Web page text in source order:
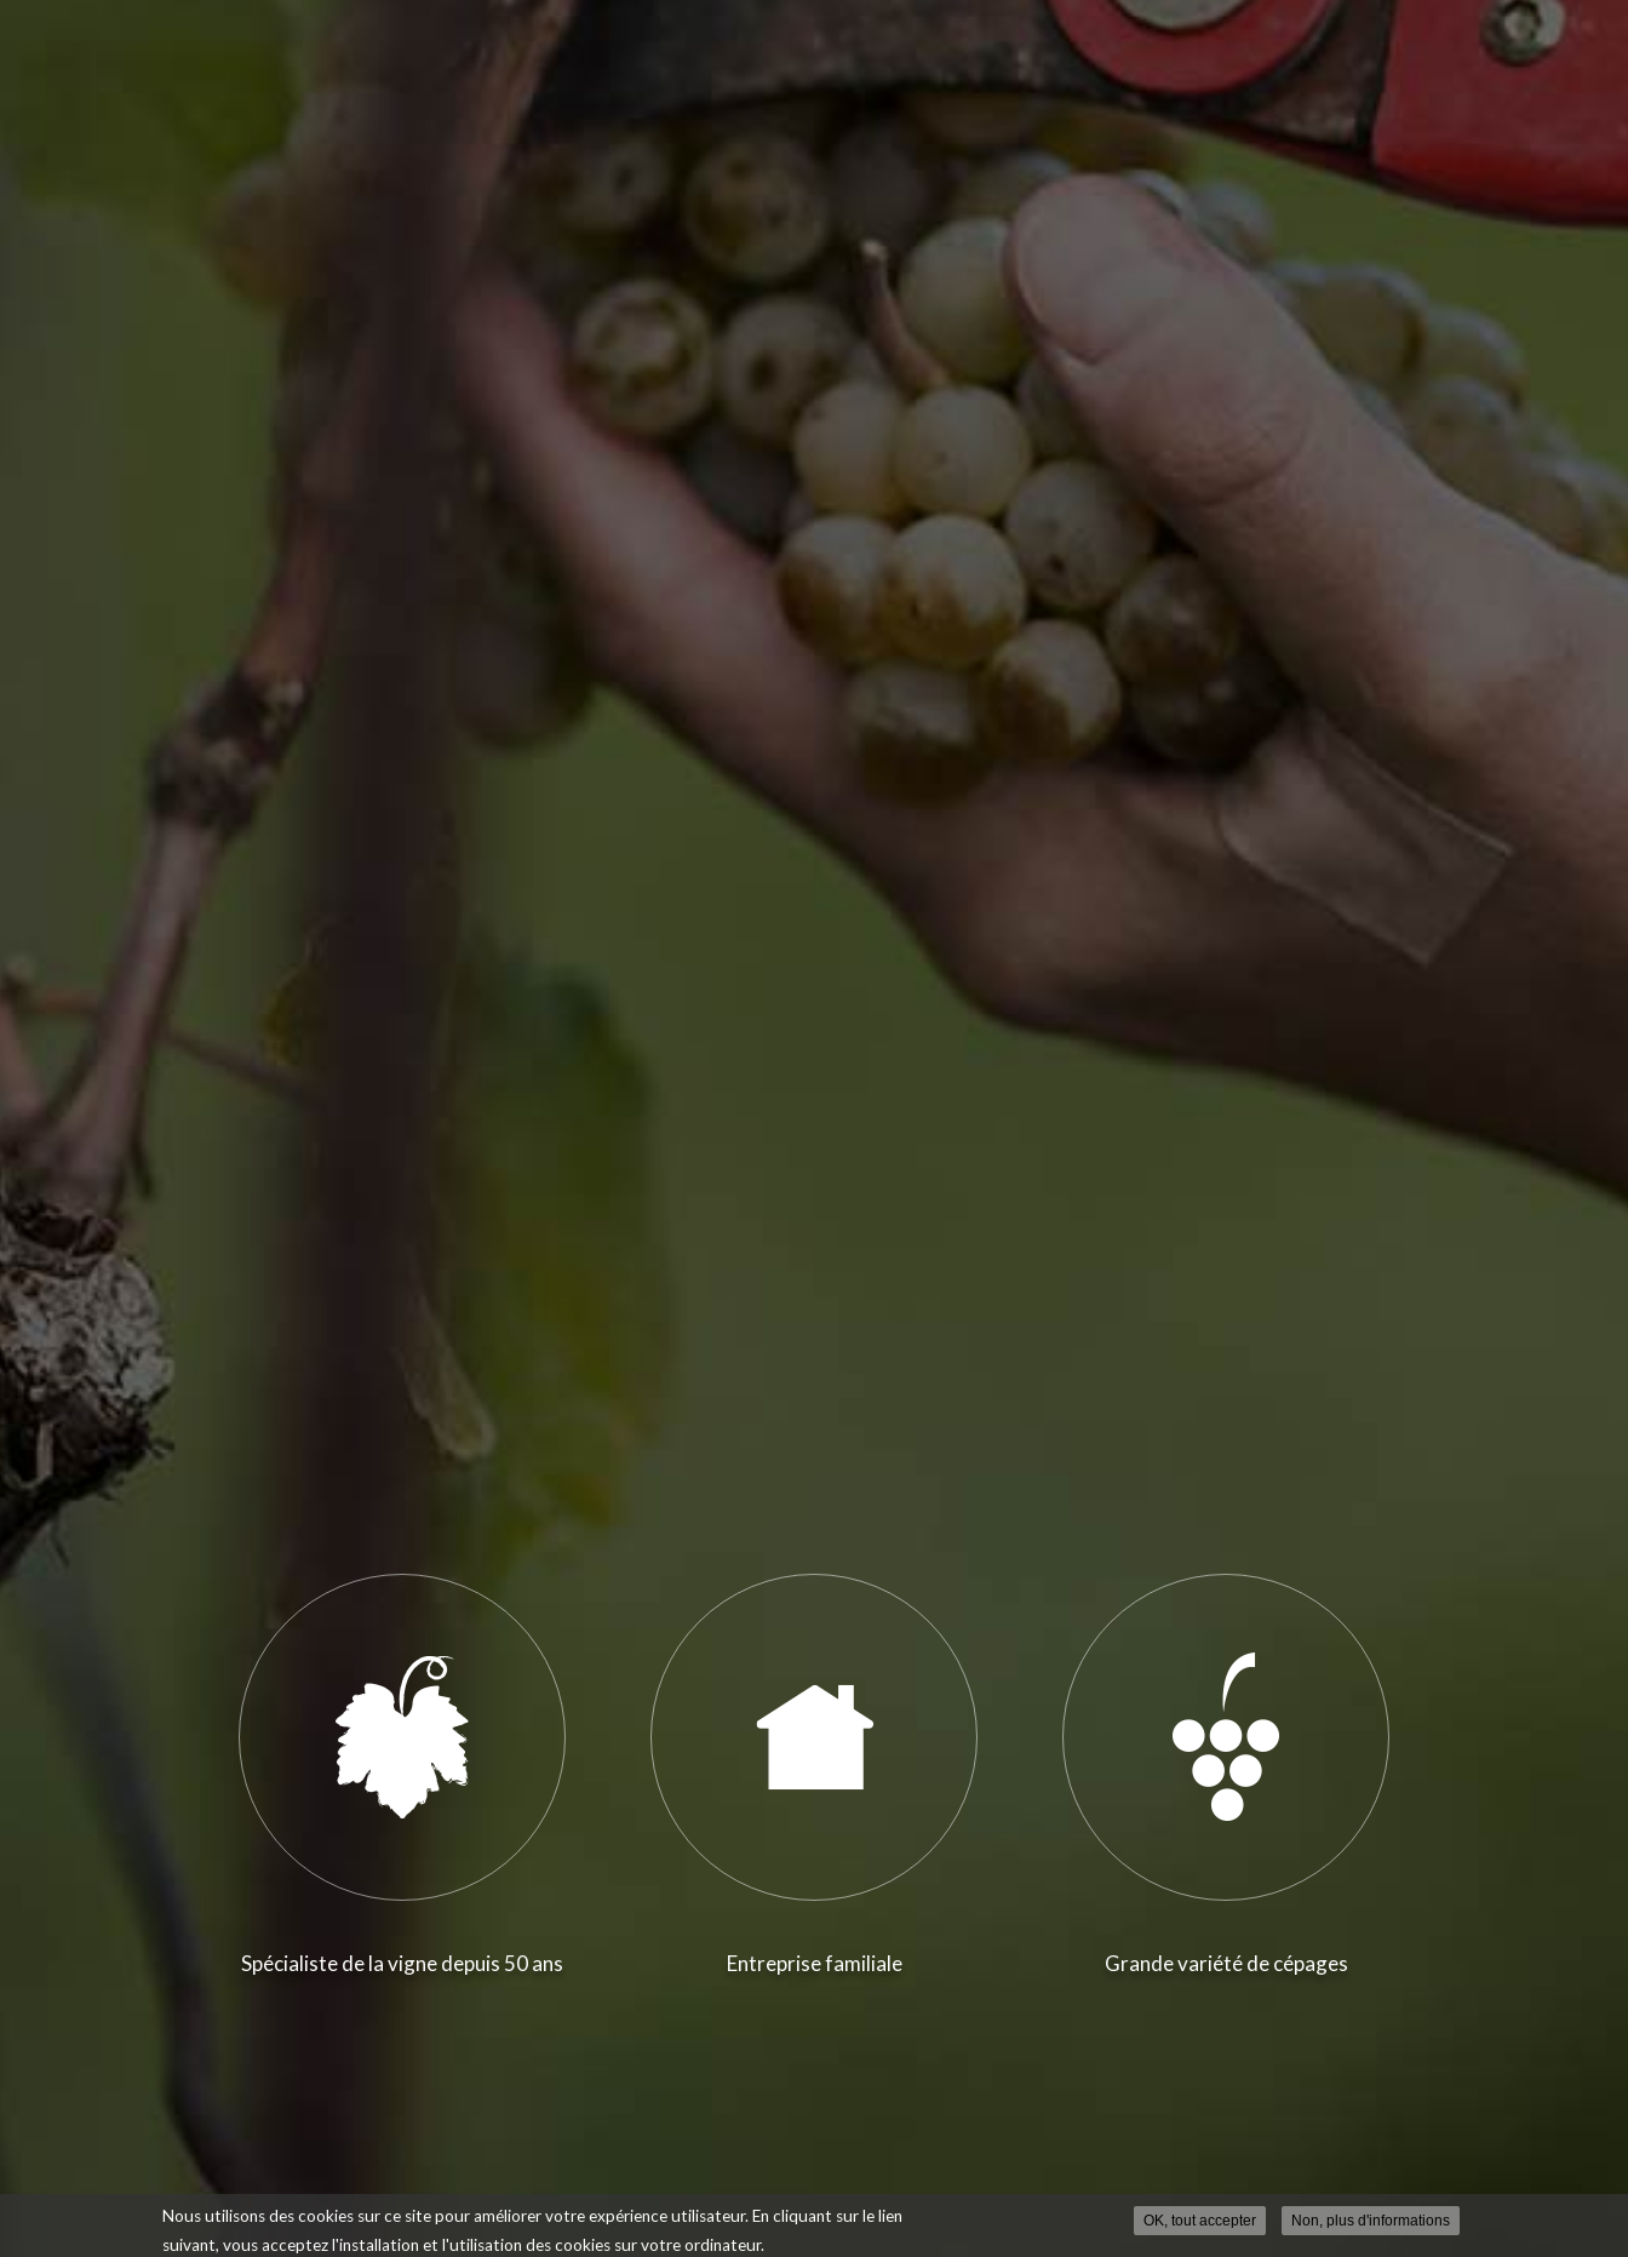
Spécialiste de la vigne depuis 50 ans Entreprise familiale Grande variété de cépages
Nous utilisons des cookies sur ce site pour améliorer votre expérience utilisateur. En cliquant sur le lien
suivant, vous acceptez l'installation et l'utilisation des cookies sur votre ordinateur.
OK, tout accepter Non, plus d'informations